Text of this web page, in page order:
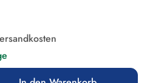
gewünschten Wert